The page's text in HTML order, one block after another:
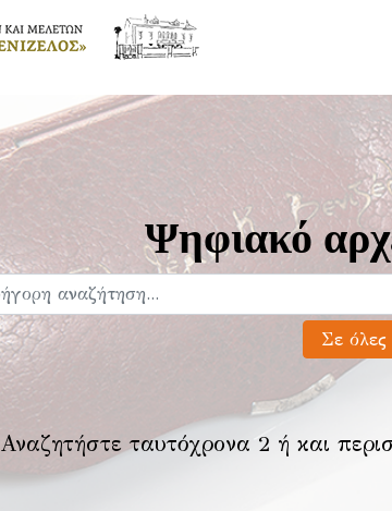
Ψηφιακό
Αναζητήστε ταυτόχρονα 2 ή και